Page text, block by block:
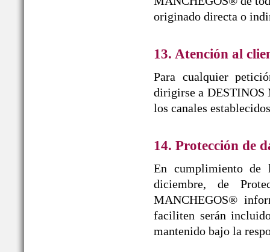
originado directa o
13. Atención al
Para cualquier
dirigirse a DESTINOS
los canales
14. Protección de
En cumplimiento de
diciembre, de
MANCHEGOS®
faciliten serán
mantenido bajo la